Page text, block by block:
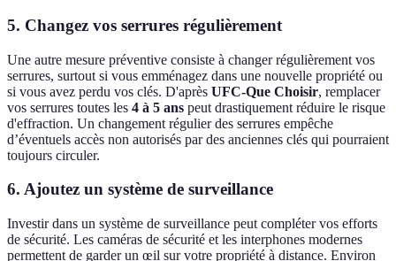
5. Changez vos serrures régulièrement
Une autre mesure préventive consiste à changer régulièrement vos
serrures, surtout si vous emménagez dans une nouvelle propriété ou
si vous avez perdu vos clés. D'après UFC-Que Choisir, remplacer
vos serrures toutes les 4 à 5 ans peut drastiquement réduire le risque
d'effraction. Un changement régulier des serrures empêche
d’éventuels accès non autorisés par des anciennes clés qui pourraient
toujours circuler.
6. Ajoutez un système de surveillance
Investir dans un système de surveillance peut compléter vos efforts
de sécurité. Les caméras de sécurité et les interphones modernes
permettent de garder un œil sur votre propriété à distance. Environ